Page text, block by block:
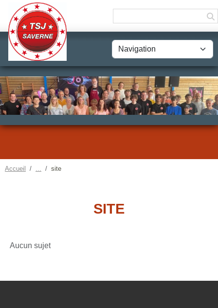
Accueil site
SITE
Aucun sujet
Panneau de gestion des cookies